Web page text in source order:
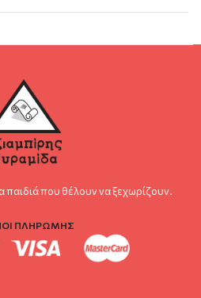
παιδιά που θέλουν να ξεχωρίζουν.
ΠΛΗΡΩΜΗΣ